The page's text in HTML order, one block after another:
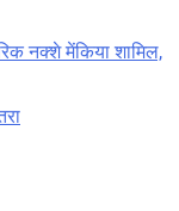
नक्शे मेंकिया शामिल,